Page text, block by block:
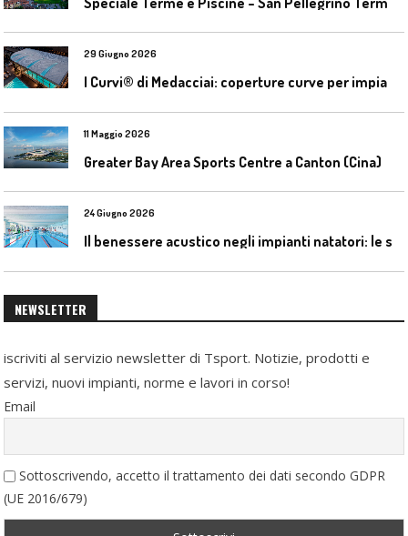
29 Giugno 2026
11 Maggio 2026
Greater Bay Area Sports Centre a Canton (Cina)
24 Giugno 2026
NEWSLETTER
iscriviti al servizio newsletter di Tsport. Notizie, prodotti e
servizi, nuovi impianti, norme e lavori in corso!
Email
Sottoscrivendo, accetto il trattamento dei dati secondo GDPR
(UE 2016/679)